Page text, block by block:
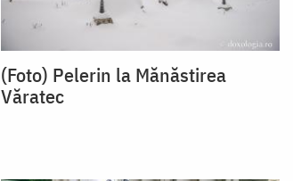
(Foto) Pelerin la Mănăstirea
Văratec